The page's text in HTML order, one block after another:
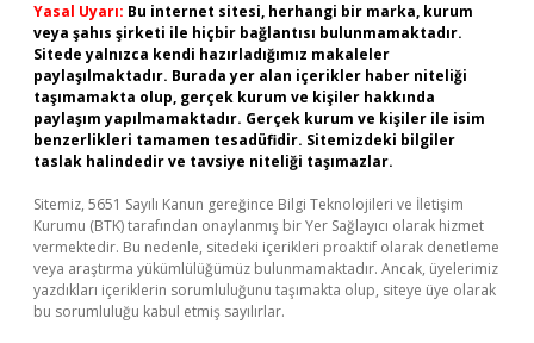
Yasal Uyarı: Bu internet sitesi, herhangi bir marka, kurum
veya şahıs şirketi ile hiçbir bağlantısı bulunmamaktadır.
Sitede yalnızca kendi hazırladığımız makaleler
paylaşılmaktadır. Burada yer alan içerikler haber niteliği
taşımamakta olup, gerçek kurum ve kişiler hakkında
paylaşım yapılmamaktadır. Gerçek kurum ve kişiler ile isim
benzerlikleri tamamen tesadüfidir. Sitemizdeki bilgiler
taslak halindedir ve tavsiye niteliği taşımazlar.
Sitemiz, 5651 Sayılı Kanun gereğince Bilgi Teknolojileri ve İletişim
Kurumu (BTK) tarafından onaylanmış bir Yer Sağlayıcı olarak hizmet
vermektedir. Bu nedenle, sitedeki içerikleri proaktif olarak denetleme
veya araştırma yükümlülüğümüz bulunmamaktadır. Ancak, üyelerimiz
yazdıkları içeriklerin sorumluluğunu taşımakta olup, siteye üye olarak
bu sorumluluğu kabul etmiş sayılırlar.